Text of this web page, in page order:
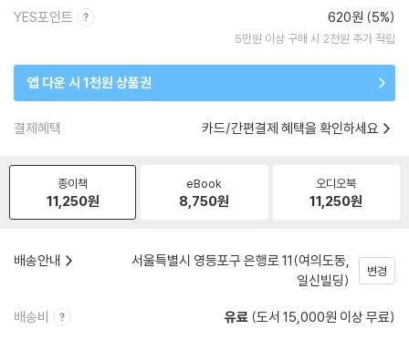
YES포인트 620원 (5%)
5만원 이상 구매 시 2천원 추가 적립
앱 다운 시 1천원 상품권
결제혜택 카드/간편결제 혜택을 확인하세요
종이책
11,250원
eBook
8,750원
오디오북
11,250원
배송안내
서울특별시 영등포구 은행로 11(여의도동,
일신빌딩)
변경
배송비 유료 (도서 15,000원 이상 무료)